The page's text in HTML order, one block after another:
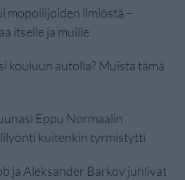
mopoilijoiden ilmiöstä –
itselle ja muille
kouluun autolla? Muista tämä
Eppu Normaalin
kuitenkin tyrmistytti
ja Aleksander Barkov juhlivat